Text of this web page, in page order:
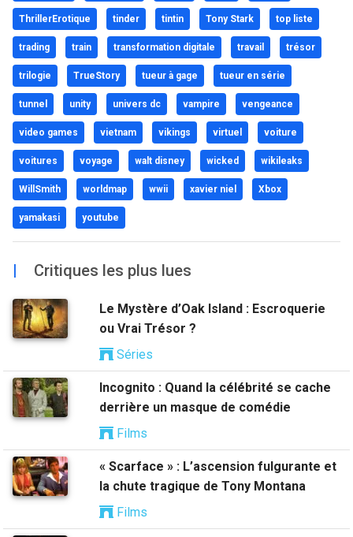
ThrillerErotique tinder tintin Tony Stark top liste
trading train transformation digitale travail trésor
trilogie TrueStory tueur à gage tueur en série
tunnel unity univers dc vampire vengeance
video games vietnam vikings virtuel voiture
voitures voyage walt disney wicked wikileaks
WillSmith worldmap wwii xavier niel Xbox
yamakasi youtube
| Critiques les plus lues
Le Mystère d’Oak Island : Escroquerie
ou Vrai Trésor ?
Séries
Incognito : Quand la célébrité se cache
derrière un masque de comédie
Films
« Scarface » : L’ascension fulgurante et
la chute tragique de Tony Montana
Films